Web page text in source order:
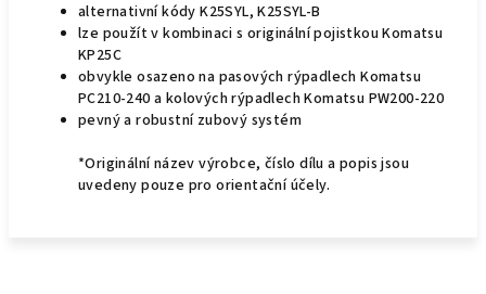
alternativní kódy K25SYL, K25SYL-B
lze použít v kombinaci s originální pojistkou Komatsu
KP25C
obvykle osazeno na pasových rýpadlech Komatsu
PC210-240 a kolových rýpadlech Komatsu PW200-220
pevný a robustní zubový systém
*Originální název výrobce, číslo dílu a popis jsou
uvedeny pouze pro orientační účely.